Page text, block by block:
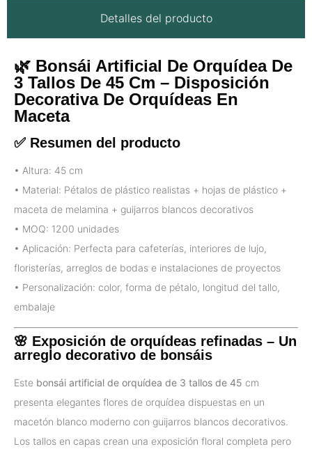
Detalles del producto
🌿 Bonsái Artificial De Orquídea De
3 Tallos De 45 Cm – Disposición
Decorativa De Orquídeas En
Maceta
✅ Resumen del producto
• Altura: 45 cm
• Material: Pétalos de plástico realistas + hojas de plástico +
maceta de melamina + guijarros blancos decorativos
• MOQ: 1200 unidades
• Aplicación: Perfecta para cafeterías, interiores de lujo,
floristerías, arreglos de bodas e instalaciones de proyectos
• Personalización: color, forma de pétalo, longitud del tallo,
embalaje
🌸 Exposición de orquídeas refinadas – Un
arreglo decorativo de bonsáis
Este bonsái artificial de orquídea de 3 tallos de 45 cm
presenta elegantes flores de orquídea dispuestas en un
macetón blanco moderno con guijarros blancos decorativos.
Los tallos en capas crean una exposición floral completa pero